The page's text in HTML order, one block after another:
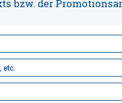
bzw. der
etc.